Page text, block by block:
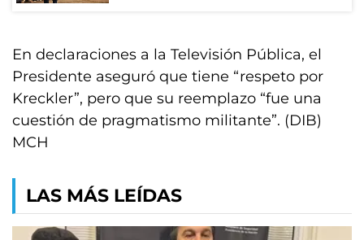
En declaraciones a la Televisión Pública, el
Presidente aseguró que tiene “respeto por
Kreckler”, pero que su reemplazo “fue una
cuestión de pragmatismo militante”. (DIB)
MCH
LAS MÁS LEÍDAS